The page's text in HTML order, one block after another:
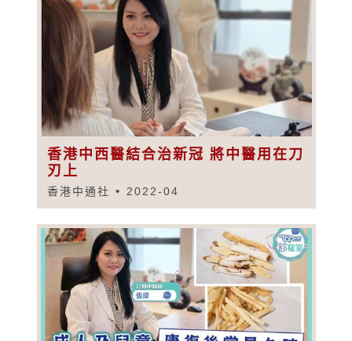
香港中西醫結合治新冠 將中醫用在刀
刃上
香港中通社 2022-04